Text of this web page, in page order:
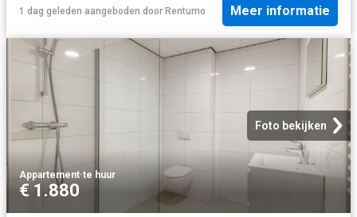
1 dag geleden aangeboden door Rentumo Meer informatie
Foto bekijken
Appartement·te huur
€ 1.880